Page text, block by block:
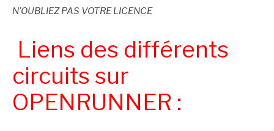
N’OUBLIEZ PAS VOTRE LICENCE
Liens des différents
circuits sur
OPENRUNNER :